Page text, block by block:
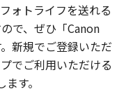
ォトライフを送れる
で、ぜひ「Canon
新規でご登録いただ
でご利用いただける
す。